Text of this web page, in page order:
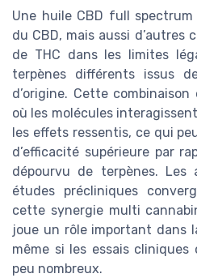
Une huile CBD full
du CBD, mais aussi d’autres
de THC dans les limites
terpènes différents issus
d’origine. Cette
où les molécules
les effets ressentis, ce qui
d’efficacité supérieure par
dépourvu de terpènes.
études précliniques
cette synergie multi
joue un rôle important dans
même si les essais
peu nombreux.